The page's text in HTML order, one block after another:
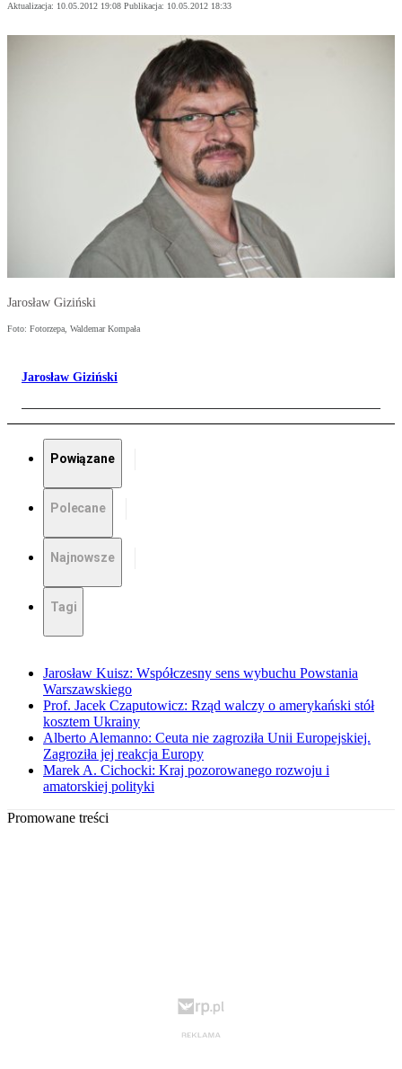
Aktualizacja: 10.05.2012 19:08 Publikacja: 10.05.2012 18:33
Jarosław Giziński
Foto: Fotorzepa, Waldemar Kompała
Jarosław Giziński
Powiązane
Polecane
Najnowsze
Tagi
Jarosław Kuisz: Współczesny sens wybuchu Powstania
Warszawskiego
Prof. Jacek Czaputowicz: Rząd walczy o amerykański stół
kosztem Ukrainy
Alberto Alemanno: Ceuta nie zagroziła Unii Europejskiej.
Zagroziła jej reakcja Europy
Marek A. Cichocki: Kraj pozorowanego rozwoju i
amatorskiej polityki
Promowane treści